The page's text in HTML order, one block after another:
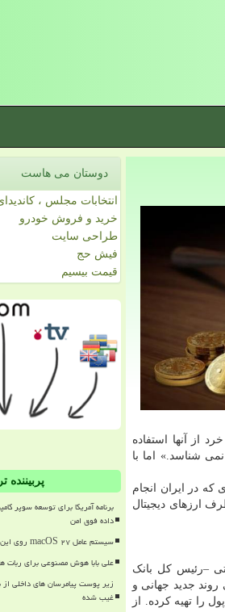
از آنها استفاده
شناسد.» اما با
که در ایران انجام
ارزهای دیجیتال
–رئیس کل بانک
جدید جهانی و
را تهیه کرده. از
دوستان می هاست
انتخابات مجلس ،
خرید و فروش خودرو
طراحی سایت
فیش حج
قیمت بیسیم
پربیننده
برنامه آمریکا برای توسعه سوپر
داده فوق امن
سیستم عامل macOS ۲۷ روی این مدلهای مک اجرا نمی شود
علی بابا هوش مصنوعی برای ربات
زیر پوست پیامرسان های داخلی از
غیب شده